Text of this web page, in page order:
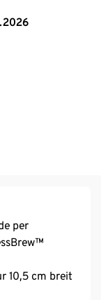
per
10,5 cm breit